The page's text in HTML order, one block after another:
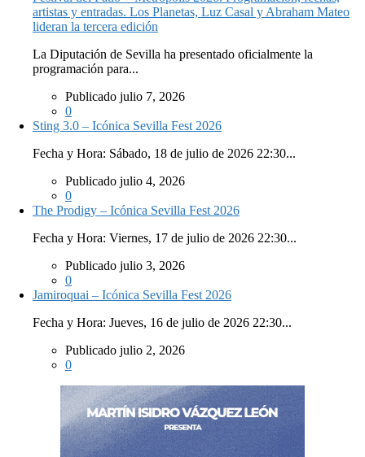
artistas y entradas. Los Planetas, Luz Casal y Abraham Mateo
lideran la tercera edición
La Diputación de Sevilla ha presentado oficialmente la
programación para...
Publicado julio 7, 2026
0
Sting 3.0 – Icónica Sevilla Fest 2026
Fecha y Hora: Sábado, 18 de julio de 2026 22:30...
Publicado julio 4, 2026
0
The Prodigy – Icónica Sevilla Fest 2026
Fecha y Hora: Viernes, 17 de julio de 2026 22:30...
Publicado julio 3, 2026
0
Jamiroquai – Icónica Sevilla Fest 2026
Fecha y Hora: Jueves, 16 de julio de 2026 22:30...
Publicado julio 2, 2026
0